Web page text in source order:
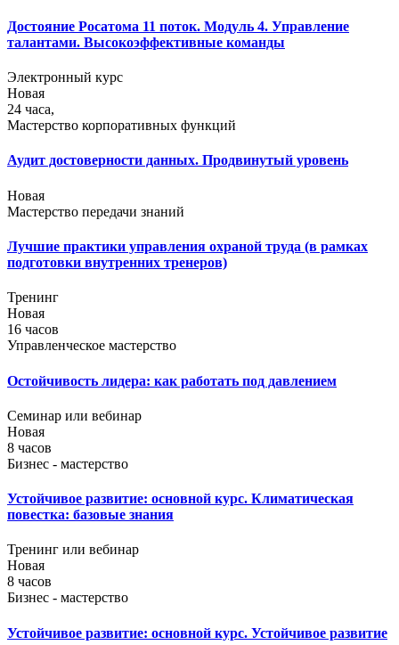
Достояние Росатома 11 поток. Модуль 4. Управление
талантами. Высокоэффективные команды
Электронный курс
Новая
24 часа,
Мастерство корпоративных функций
Аудит достоверности данных. Продвинутый уровень
Новая
Мастерство передачи знаний
Лучшие практики управления охраной труда (в рамках
подготовки внутренних тренеров)
Тренинг
Новая
16 часов
Управленческое мастерство
Остойчивость лидера: как работать под давлением
Семинар или вебинар
Новая
8 часов
Бизнес - мастерство
Устойчивое развитие: основной курс. Климатическая
повестка: базовые знания
Тренинг или вебинар
Новая
8 часов
Бизнес - мастерство
Устойчивое развитие: основной курс. Устойчивое развитие